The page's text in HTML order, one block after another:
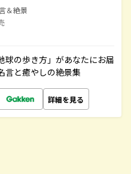
＆絶景
球の歩き方」があなたにお届
言と癒やしの絶景集
詳細を見る